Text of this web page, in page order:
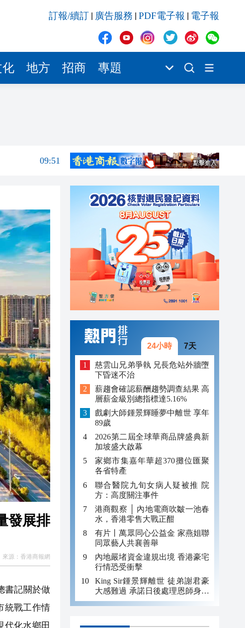
訂報/續訂 廣告服務 PDF電子報 電子報
化 地方 招商 專題
09:46
09:41
09:51
09:41
09:35
09:33
10:00
09:51
09:46
09:42
09:41
09:35
09:33
發展排
來源： 香港商報網
書記關於做
統戰工作情
代化水鄉田
24小時 7天
慈雲山兄弟爭執 兄長危站外牆墮
下昏迷不治
薪趨會確認薪酬趨勢調查結果 高
層薪金級別總指標達5.16%
戲劇大師鍾景輝睡夢中離世 享年
89歲
2026第二屆全球華商品牌盛典新
加坡盛大啟幕
家鄉市集嘉年華超370攤位匯聚
各省特產
聯合醫院九旬女病人疑被推 院
方：高度關注事件
港商觀察 │ 內地電商吹皺一池春
水，香港零售大戰正酣
有片丨萬眾同心公益金 家燕姐聯
同眾藝人共襄善舉
內地嚴堵資金違規出境 香港豪宅
行情恐受衝擊
King Sir鍾景輝離世 徒弟謝君豪
大感難過 承諾日後處理恩師身後
事